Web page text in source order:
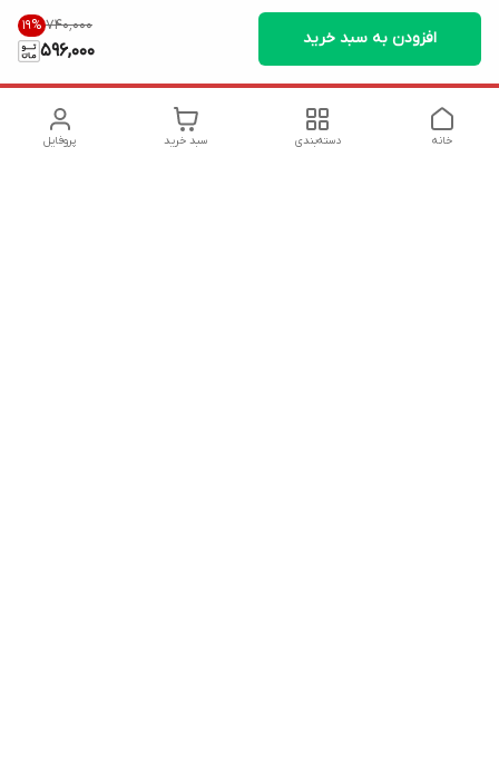
۷۴۰٬۰۰۰ 19%
596,000
افزودن به سبد خرید
پروفایل سبد خرید دسته‌بندی خانه